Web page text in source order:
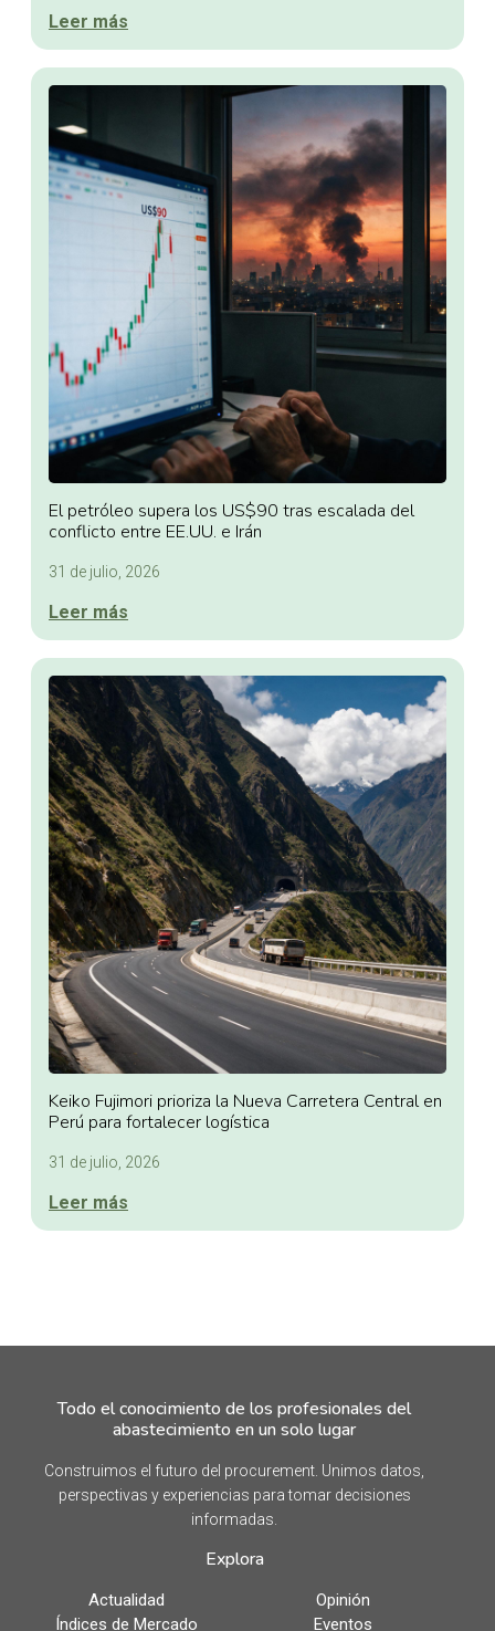
Leer más
El petróleo supera los US$90 tras escalada del
conflicto entre EE.UU. e Irán
31 de julio, 2026
Leer más
Keiko Fujimori prioriza la Nueva Carretera Central en
Perú para fortalecer logística
31 de julio, 2026
Leer más
Todo el conocimiento de los profesionales del
abastecimiento en un solo lugar
Construimos el futuro del procurement. Unimos datos,
perspectivas y experiencias para tomar decisiones
informadas.
Explora
Actualidad
Opinión
Índices de Mercado
Eventos